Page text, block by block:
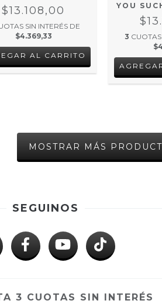
$13.108,00
SIN INTERÉS DE
$4.369,33
YOU
3
MOSTRAR MÁS
SEGUINOS
3 CUOTAS SIN INTERÉS